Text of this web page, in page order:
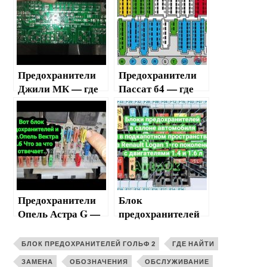
Предохранители
Джили МК — где
найти, замена,
ремонт
Предохранители
Пассат б4 — где
найти, что
означают
Предохранители
Опель Астра G —
замена
Блок
предохранителей
найти и как
поменять
БЛОК ПРЕДОХРАНИТЕЛЕЙ ГОЛЬФ 2 ГДЕ НАЙТИ
ЗАМЕНА ОБОЗНАЧЕНИЯ ОБСЛУЖИВАНИЕ